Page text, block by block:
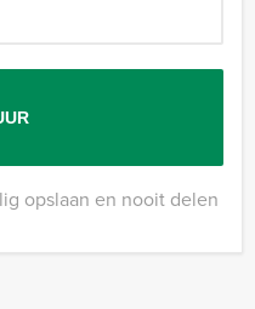
opslaan en nooit delen